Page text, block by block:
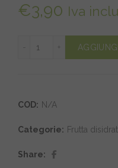
€3,90 Iva
COD: N/A
Categorie: Frutta
Share